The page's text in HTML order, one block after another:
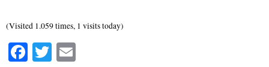
(Visited 1.059 times, 1 visits today)
Fa T